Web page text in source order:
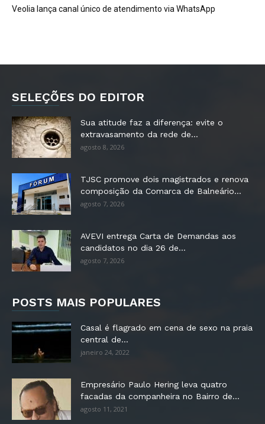
Veolia lança canal único de atendimento via WhatsApp
SELEÇÕES DO EDITOR
Sua atitude faz a diferença: evite o
extravasamento da rede de...
agosto 8, 2026
TJSC promove dois magistrados e renova
composição da Comarca de Balneário...
agosto 7, 2026
AVEVI entrega Carta de Demandas aos
candidatos no dia 26 de...
agosto 7, 2026
POSTS MAIS POPULARES
Casal é flagrado em cena de sexo na praia
central de...
janeiro 24, 2022
Empresário Paulo Hering leva quatro
facadas da companheira no Bairro de...
agosto 11, 2021